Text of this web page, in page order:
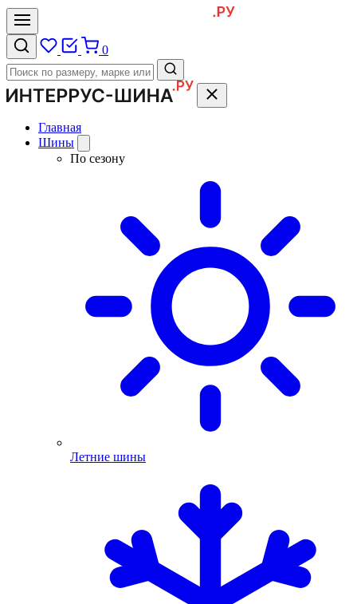
0
Главная
Шины
По сезону
Летние шины